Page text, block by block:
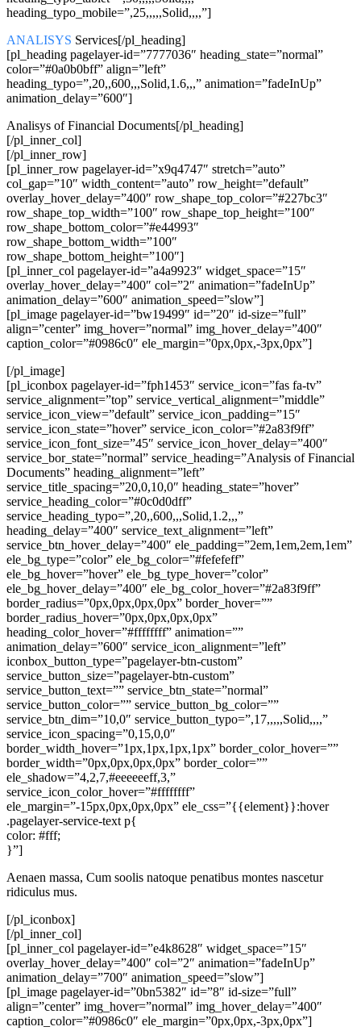
heading_typo_mobile=”,25,,,,,Solid,,,,”]
ANALISYS Services[/pl_heading]
[pl_heading pagelayer-id=”7777036″ heading_state=”normal”
color=”#0a0b0bff” align=”left”
heading_typo=”,20,,600,,,Solid,1.6,,,” animation=”fadeInUp”
animation_delay=”600″]
Analisys of Financial Documents[/pl_heading]
[/pl_inner_col]
[/pl_inner_row]
[pl_inner_row pagelayer-id=”x9q4747″ stretch=”auto”
col_gap=”10″ width_content=”auto” row_height=”default”
overlay_hover_delay=”400″ row_shape_top_color=”#227bc3″
row_shape_top_width=”100″ row_shape_top_height=”100″
row_shape_bottom_color=”#e44993″
row_shape_bottom_width=”100″
row_shape_bottom_height=”100″]
[pl_inner_col pagelayer-id=”a4a9923″ widget_space=”15″
overlay_hover_delay=”400″ col=”2″ animation=”fadeInUp”
animation_delay=”600″ animation_speed=”slow”]
[pl_image pagelayer-id=”bw19499″ id=”20″ id-size=”full”
align=”center” img_hover=”normal” img_hover_delay=”400″
caption_color=”#0986c0″ ele_margin=”0px,0px,-3px,0px”]
[/pl_image]
[pl_iconbox pagelayer-id=”fph1453″ service_icon=”fas fa-tv”
service_alignment=”top” service_vertical_alignment=”middle”
service_icon_view=”default” service_icon_padding=”15″
service_icon_state=”hover” service_icon_color=”#2a83f9ff”
service_icon_font_size=”45″ service_icon_hover_delay=”400″
service_bor_state=”normal” service_heading=”Analysis of Financial
Documents” heading_alignment=”left”
service_title_spacing=”20,0,10,0″ heading_state=”hover”
service_heading_color=”#0c0d0dff”
service_heading_typo=”,20,,600,,,Solid,1.2,,,”
heading_delay=”400″ service_text_alignment=”left”
service_btn_hover_delay=”400″ ele_padding=”2em,1em,2em,1em”
ele_bg_type=”color” ele_bg_color=”#fefefeff”
ele_bg_hover=”hover” ele_bg_type_hover=”color”
ele_bg_hover_delay=”400″ ele_bg_color_hover=”#2a83f9ff”
border_radius=”0px,0px,0px,0px” border_hover=””
border_radius_hover=”0px,0px,0px,0px”
heading_color_hover=”#ffffffff” animation=””
animation_delay=”600″ service_icon_alignment=”left”
iconbox_button_type=”pagelayer-btn-custom”
service_button_size=”pagelayer-btn-custom”
service_button_text=”” service_btn_state=”normal”
service_button_color=”” service_button_bg_color=””
service_btn_dim=”10,0″ service_button_typo=”,17,,,,,Solid,,,,”
service_icon_spacing=”0,15,0,0″
border_width_hover=”1px,1px,1px,1px” border_color_hover=””
border_width=”0px,0px,0px,0px” border_color=””
ele_shadow=”4,2,7,#eeeeeeff,3,”
service_icon_color_hover=”#ffffffff”
ele_margin=”-15px,0px,0px,0px” ele_css=”{{element}}:hover
.pagelayer-service-text p{
color: #fff;
}”]
Aenaen massa, Cum soolis natoque penatibus montes nascetur
ridiculus mus.
[/pl_iconbox]
[/pl_inner_col]
[pl_inner_col pagelayer-id=”e4k8628″ widget_space=”15″
overlay_hover_delay=”400″ col=”2″ animation=”fadeInUp”
animation_delay=”700″ animation_speed=”slow”]
[pl_image pagelayer-id=”0bn5382″ id=”8″ id-size=”full”
align=”center” img_hover=”normal” img_hover_delay=”400″
caption_color=”#0986c0″ ele_margin=”0px,0px,-3px,0px”]